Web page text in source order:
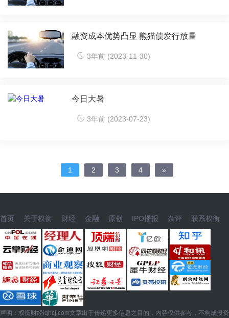
融资成本优势凸显 熊猫债发行放量
3年前 (2023-11-30)
今日大暑
3年前 (2023-07-23)
1 2 3 4 »
首页 关于权衡 财经 金融 原创 IPO播报 杂评 联系权衡
声明：权衡财经iqhcj.com文章出于传递更多信息之目的，内容仅供参考，不构成投资